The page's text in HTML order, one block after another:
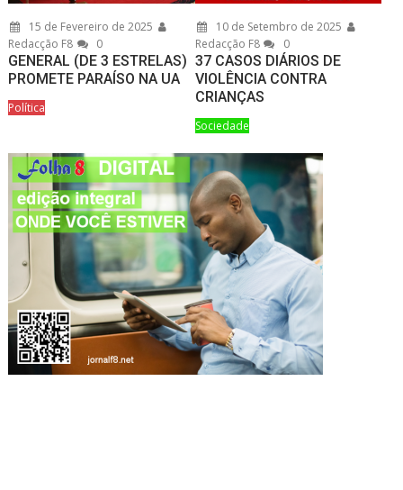
15 de Fevereiro de 2025
Redacção F8
0
GENERAL (DE 3 ESTRELAS)
PROMETE PARAÍSO NA UA
Política
10 de Setembro de 2025
Redacção F8
0
37 CASOS DIÁRIOS DE
VIOLÊNCIA CONTRA
CRIANÇAS
Sociedade